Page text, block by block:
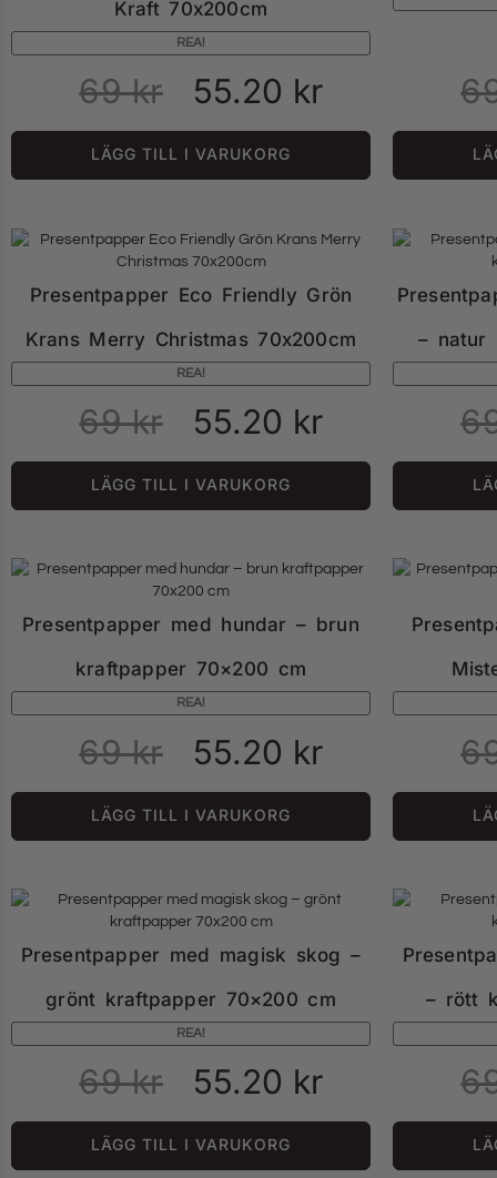
Kraft 70x200cm
REA!
69kr 55.20 kr
LÄGG TILL I VARUKORG
Presentpapper Eco Friendly Grön
Krans Merry Christmas 70x200cm
REA!
69kr 55.20 kr
LÄGG TILL I VARUKORG
– natur
Presentpapper med hundar – brun
kraftpapper 70×200 cm
REA!
69kr 55.20 kr
LÄGG TILL I VARUKORG
Presentpapper med magisk skog –
grönt kraftpapper 70×200 cm
REA!
69kr 55.20 kr
LÄGG TILL I VARUKORG
– rött